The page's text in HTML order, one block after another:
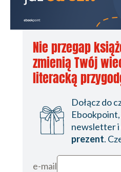
Nie przegap
zmienią Twój
literacką
Dołącz do
Ebookpoint,
newsletter i
prezent.
e-mail